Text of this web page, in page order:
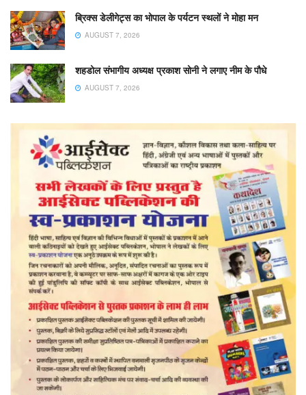
ब्रिक्स डेलीगेट्स का भोपाल के पर्यटन स्थलों ने मोहा मन
AUGUST 7, 2026
शहडोल संभागीय अध्यक्ष प्रकाश सोनी ने लगाए नीम के पौधे
AUGUST 7, 2026